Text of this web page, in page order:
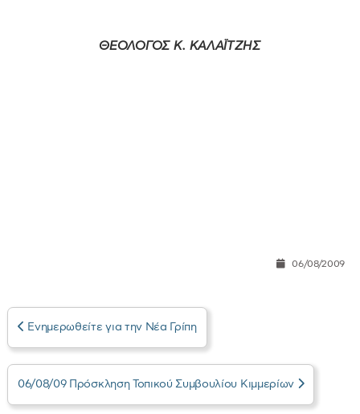
ΘΕΟΛΟΓΟΣ Κ. ΚΑΛΑΪΤΖΗΣ
06/08/2009
Ενημερωθείτε για την Νέα Γρίπη
06/08/09 Πρόσκληση Τοπικού Συμβουλίου Κιμμερίων